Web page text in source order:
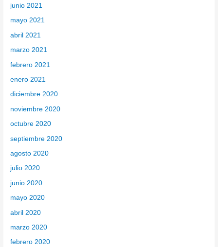
junio 2021
mayo 2021
abril 2021
marzo 2021
febrero 2021
enero 2021
diciembre 2020
noviembre 2020
octubre 2020
septiembre 2020
agosto 2020
julio 2020
junio 2020
mayo 2020
abril 2020
marzo 2020
febrero 2020